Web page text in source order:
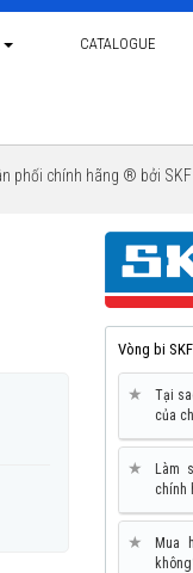
CATALOGUE
phối chính hãng ® bởi SKF
Vòng bi
★
Tại
của
★
Làm
chính
★
Mua